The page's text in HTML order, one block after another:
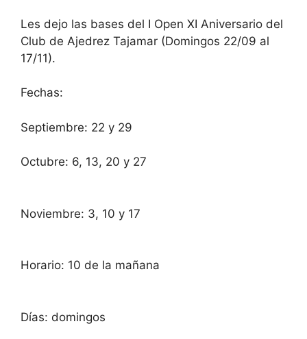
Les dejo las bases del I Open XI Aniversario del
Club de Ajedrez Tajamar (Domingos 22/09 al
17/11).
Fechas:
Septiembre: 22 y 29
Octubre: 6, 13, 20 y 27
Noviembre: 3, 10 y 17
Horario: 10 de la mañana
Días: domingos